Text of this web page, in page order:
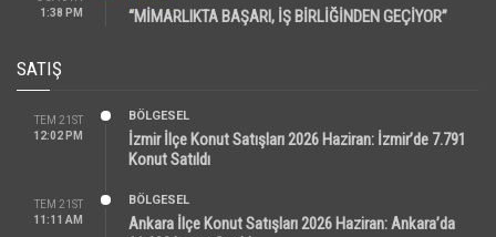
1:38 PM
“MİMARLIKTA BAŞARI, İŞ BİRLİĞİNDEN GEÇİYOR”
SATIŞ
TEM 21ST
12:02 PM
BÖLGESEL
İzmir İlçe Konut Satışları 2026 Haziran: İzmir’de 7.791
Konut Satıldı
TEM 21ST
11:11 AM
BÖLGESEL
Ankara İlçe Konut Satışları 2026 Haziran: Ankara’da